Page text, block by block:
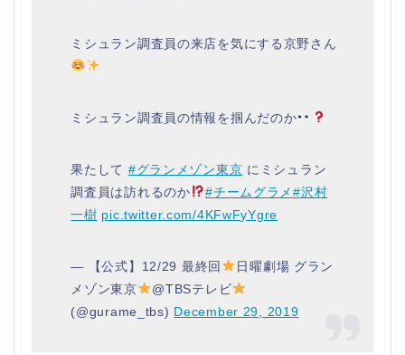
ミシュラン調査員の来店を気にする京野さん
ミシュラン調査員の情報を掴んだのか
果たして #グランメゾン東京 にミシュラン
調査員は訪れるのか
#チームグラメ#沢村
一樹 pic.twitter.com/4KFwFyYgre
— 【公式】12/29 最終回
日曜劇場 グラン
メゾン東京
@TBSテレビ
(@gurame_tbs) December 29, 2019